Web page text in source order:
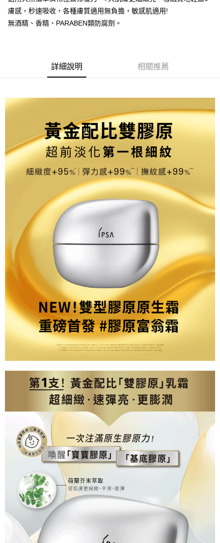
大哥付你分期
相關說明
【大哥付你分期使用說明】
3.實際核准額度、可分期數及費用金額請依後續交易確認頁面所載為準。
4.訂單成立30分鐘內，如未前往確認交易或遇審核未通過，訂單將自動取
法說明評估內容。
【繳款方式說明】
1.分期款項不併入電信帳單，「大哥付你分期」於每月結算日後寄送繳費提
2.透過簡訊連結打開帳單後，可選擇「超商條碼／台灣大直營門市／銀行轉
帳／街口支付／iPASS MONEY」等通路繳費。
【注意事項】
1.本服務係由「台灣大哥大股份有限公司」（以下簡稱本公司）所提供，讓
用戶於交易時，得透過本服務購買商品或服務，並由商店將買賣／分期付款
買賣價金債權讓與本公司後，依約使用本公司帳單繳交帳款。
2.基於同意付款使用「大哥付你分期」之契約關係目的，商店將以您的個人
資料（包含姓名、電話或地址）提供予台灣大哥大進項蒐集、處理及利用，
由本公司與您本人進行分期帳單所需資料之確認、核對及更正。
3.完整用戶服務條款，請詳閱以下連結：
https://oppay.tw/userRule
AFTEE先享後付是「在收到商品之後才付款」的支付方式。 讓您購物簡單
３．安心：先確認商品／服務後，再付款。
【「AFTEE先享後付」結帳流程】
１．於結帳方式選擇「AFTEE先享後付」後，將跳轉至「AFTEE先享後付」
結帳頁面，進行簡訊認證並確認金額後，即可完成結帳。
２．訂單成立數日內，您將收到繳費通知簡訊。
３．收到繳費通知簡訊後14天內，點擊此簡訊中的連結，可透過四大超商／
ATM／網路銀行／等多元方式進行付款，方視為交易完成。
※ 請注意：結帳手續完成當下不需立刻繳費，但若您需要取消訂單，請聯絡
購買商品的店家。未經商家同意取消之訂單仍視為有效，需透過AFTEE先享
※ 交易是否成功請以「AFTEE先享後付 」之結帳頁面顯示為準，若有關於
是否繳費成功／繳費後需取消欲退款等相關疑問，請聯繫「AFTEE先享後付
客戶支援中心」
https://netprotections.freshdesk.com/support/home
【注意事項】
１．透過由恩沛科技股份有限公司提供之「AFTEE先享後付」服務完成之交
易，需依本服務之必要範圍內提供個人資料，並將交易相關給付款項請求債
權轉讓予恩沛科技股份有限公司。
２．關於個人資料處理事宜，請瀏覽以下網址：
https://aftee.tw/terms/#terms3
３．未成年的使用者請事先徵得法定代理人或監護人之同意方可使用
「AFTEE先享後付」，若未經同意申辦者引起之損失，本公司不負相關責
任。
４．使用「AFTEE先享後付」時，將依據個別帳號之用戶狀況，依本公司即
時審查核予不同之上限額度；若仍有額度不足之情形，本公司將視審查結果
請求用戶進行身份認證。
５．嚴禁一人註冊多個帳號或使用他人資訊註冊。若發現惡意使用之情形，
恩沛科技股份有限公司將有權停止該用戶之使用額度並採取法律行動。
付款後全家取貨
每筆NT$70，滿NT$899(含以上)免運費
付款後7-11取貨
每筆NT$70，滿NT$899(含以上)免運費
宅配
每筆NT$100，滿NT$1,000(含以上)免運費
京站台北店客服中心(1F星巴克旁) 即日起不提供京站紙袋，取件時
請自備購物袋，若需購買紙袋可現場詢問
免運費
膚感，秒速吸收，各種膚質適用無負擔，敏感肌適用!
無酒精、香精、PARABEN類防腐劑。
詳細說明 相關推薦